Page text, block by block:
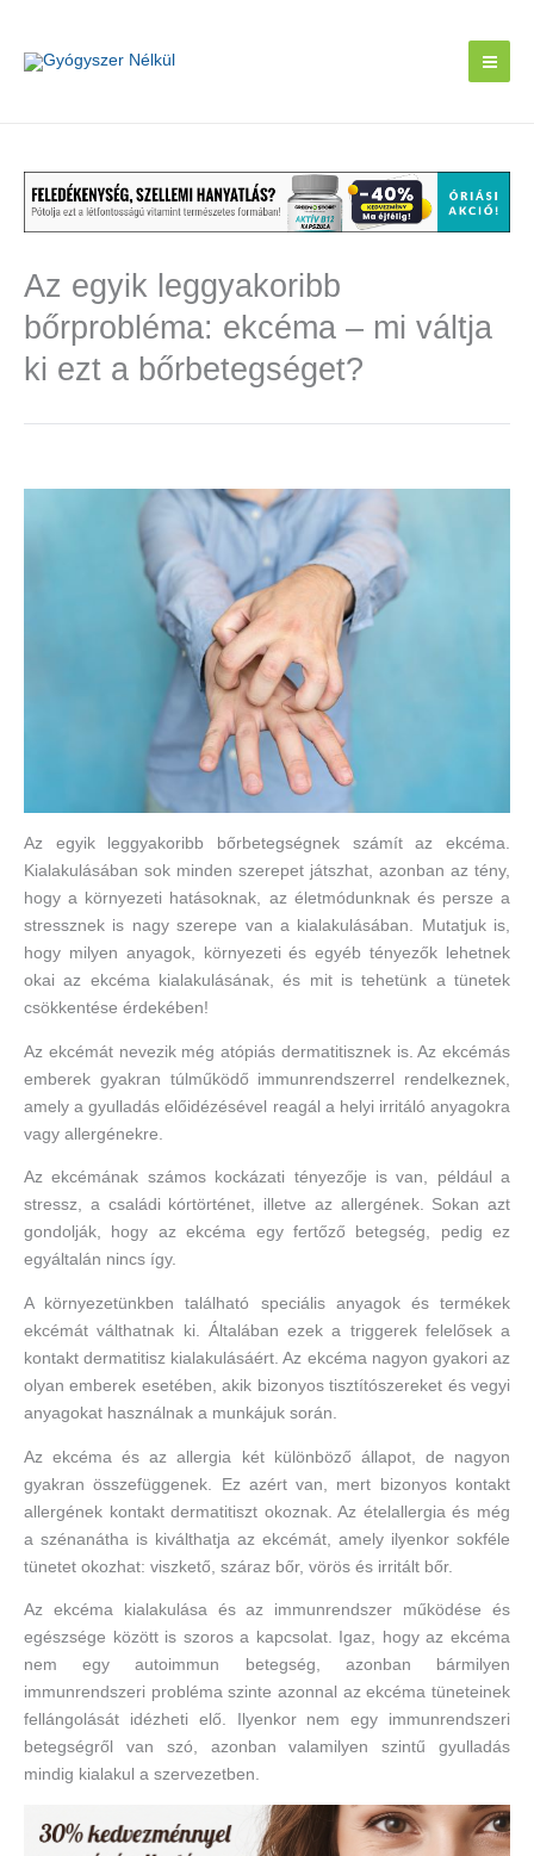
content
Az egyik leggyakoribb
bőrprobléma: ekcéma – mi váltja
ki ezt a bőrbetegséget?
Az egyik leggyakoribb bőrbetegségnek számít az ekcéma.
Kialakulásában sok minden szerepet játszhat, azonban az tény,
hogy a környezeti hatásoknak, az életmódunknak és persze a
stressznek is nagy szerepe van a kialakulásában. Mutatjuk is,
hogy milyen anyagok, környezeti és egyéb tényezők lehetnek
okai az ekcéma kialakulásának, és mit is tehetünk a tünetek
csökkentése érdekében!
Az ekcémát nevezik még atópiás dermatitisznek is. Az ekcémás
emberek gyakran túlműködő immunrendszerrel rendelkeznek,
amely a gyulladás előidézésével reagál a helyi irritáló anyagokra
vagy allergénekre.
Az ekcémának számos kockázati tényezője is van, például a
stressz, a családi kórtörténet, illetve az allergének. Sokan azt
gondolják, hogy az ekcéma egy fertőző betegség, pedig ez
egyáltalán nincs így.
A környezetünkben található speciális anyagok és termékek
ekcémát válthatnak ki. Általában ezek a triggerek felelősek a
kontakt dermatitisz kialakulásáért. Az ekcéma nagyon gyakori az
olyan emberek esetében, akik bizonyos tisztítószereket és vegyi
anyagokat használnak a munkájuk során.
Az ekcéma és az allergia két különböző állapot, de nagyon
gyakran összefüggenek. Ez azért van, mert bizonyos kontakt
allergének kontakt dermatitiszt okoznak. Az ételallergia és még
a szénanátha is kiválthatja az ekcémát, amely ilyenkor sokféle
tünetet okozhat: viszkető, száraz bőr, vörös és irritált bőr.
Az ekcéma kialakulása és az immunrendszer működése és
egészsége között is szoros a kapcsolat. Igaz, hogy az ekcéma
nem egy autoimmun betegség, azonban bármilyen
immunrendszeri probléma szinte azonnal az ekcéma tüneteinek
fellángolását idézheti elő. Ilyenkor nem egy immunrendszeri
betegségről van szó, azonban valamilyen szintű gyulladás
mindig kialakul a szervezetben.